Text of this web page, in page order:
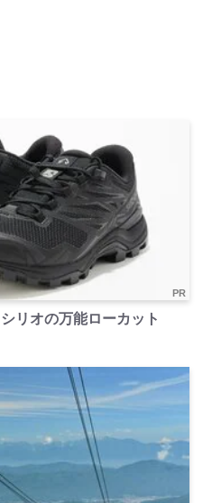
PR
リオの万能ローカット